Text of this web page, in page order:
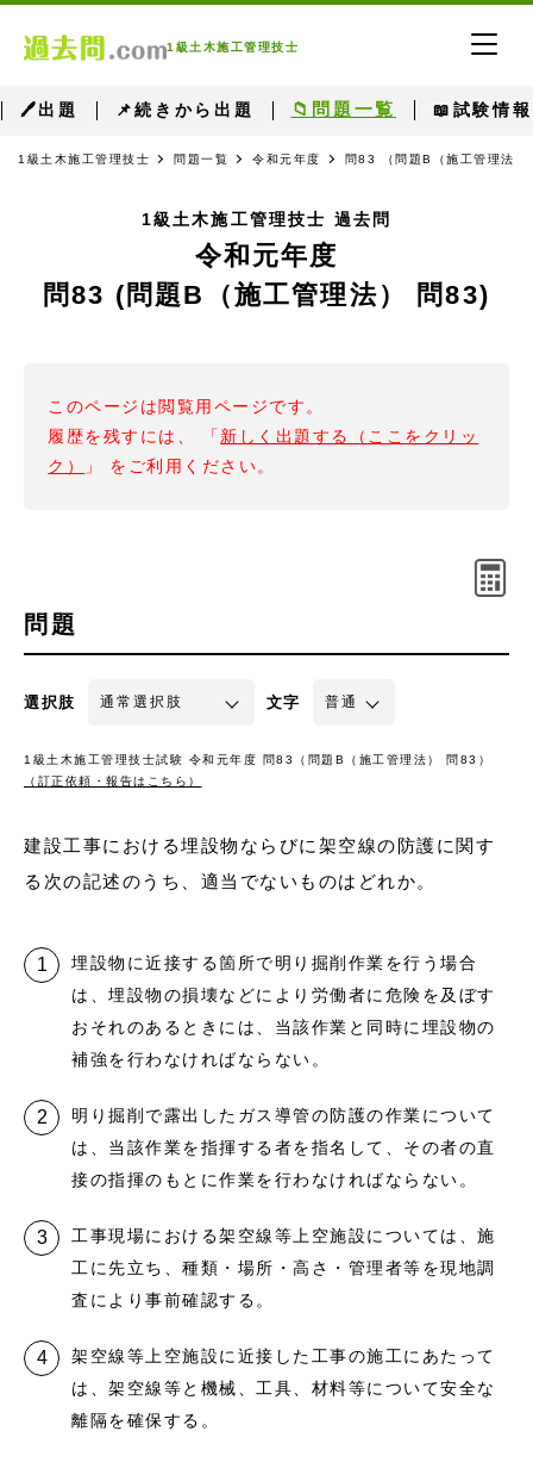
1級土木施工管理技士
🖊出題 📌続きから出題 📁問題一覧 📖試験情報
1級土木施工管理技士 問題一覧 令和元年度 問83 （問題B（施工管理法
1級土木施工管理技士 過去問
令和元年度
問83 (問題B（施工管理法） 問83)
このページは閲覧用ページです。
履歴を残すには、 「 新しく出題する（ここをクリッ
ク）
」 をご利用ください。
問題
選択肢 文字
1級土木施工管理技士試験 令和元年度 問83（問題B（施工管理法） 問83）
（訂正依頼・報告はこちら）
建設工事における埋設物ならびに架空線の防護に関す
る次の記述のうち、適当でないものはどれか。
埋設物に近接する箇所で明り掘削作業を行う場合
は、埋設物の損壊などにより労働者に危険を及ぼす
おそれのあるときには、当該作業と同時に埋設物の
補強を行わなければならない。
明り掘削で露出したガス導管の防護の作業について
は、当該作業を指揮する者を指名して、その者の直
接の指揮のもとに作業を行わなければならない。
工事現場における架空線等上空施設については、施
工に先立ち、種類・場所・高さ・管理者等を現地調
査により事前確認する。
架空線等上空施設に近接した工事の施工にあたって
は、架空線等と機械、工具、材料等について安全な
離隔を確保する。